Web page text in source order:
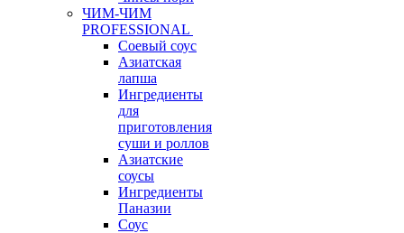
ЧИМ-ЧИМ
PROFESSIONAL
Соевый соус
Азиатская
лапша
Ингредиенты
для
приготовления
суши и роллов
Азиатские
соусы
Ингредиенты
Паназии
Соус